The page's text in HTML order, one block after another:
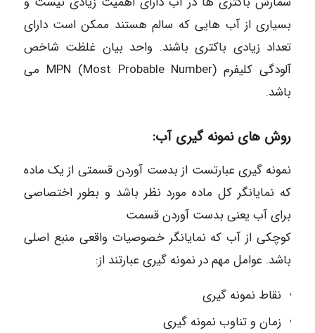
بسیاری از آب هایی که سالم هستند ممکن است دارای
تعداد زیادی باکتری باشند. واحد بیان غلظت شاخص
آلودگی کلیفرم MPN (Most Probable Number) می
باشد.
روش ھای نمونه گیری آب:
نمونه گیری عبارتست از بدست آوردن قسمتی از یک ماده
که نمایانگر کل ماده مورد نظر باشد و بطور اختصاصی
برای آب یعنی بدست آوردن قسمت
کوچکی از آب که نمایانگر خصوصیات واقعی منبع اصلی
باشد. عوامل مهم در نمونه گیری عبارتند از:
نقاط نمونه گیری
زمان و تناوب نمونه گیری